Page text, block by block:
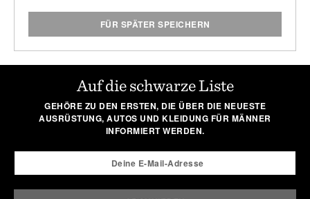
FÜR SPÄTER SPEICHERN
Auf die schwarze Liste
GEHÖRE ZU DEN ERSTEN, DIE ÜBER DIE NEUESTE
AUSRÜSTUNG, AUTOS UND KLEIDUNG FÜR MÄNNER
INFORMIERT WERDEN.